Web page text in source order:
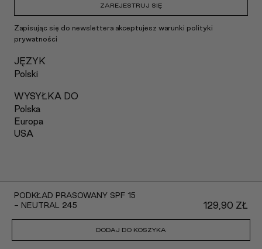
PODKŁAD PRASOWANY SPF 15
- NEUTRAL 245
129,90 ZŁ
DODAJ DO KOSZYKA
ZAREJESTRUJ SIĘ
Zapisując się do newslettera akceptujesz warunki polityki
prywatności
JĘZYK
Polski
WYSYŁKA DO
Polska
Europa
USA
2022 Claré Blanc